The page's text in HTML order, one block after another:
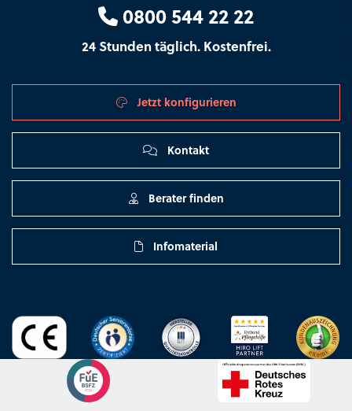
0800 544 22 22
24 Stunden täglich. Kostenfrei.
Jetzt konfigurieren
Kontakt
Berater finden
Infomaterial